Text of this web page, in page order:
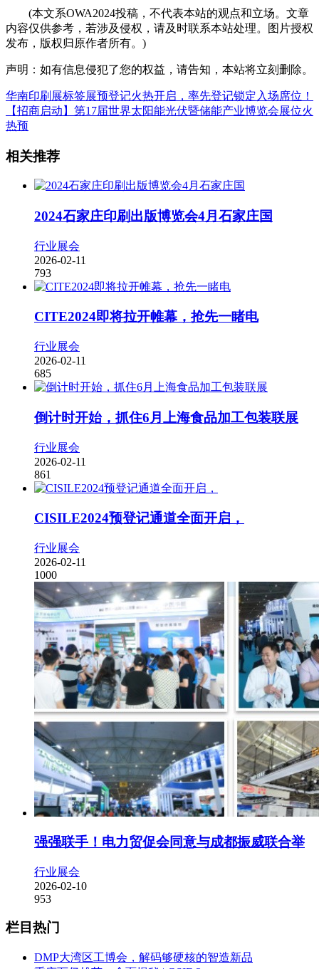
(本文系OWA2024投稿，不代表本站的观点和立场。文章
内容仅供参考，若涉及侵权，请及时联系本站处理。图片授权
发布，版权归原作者所有。)
声明：如有信息侵犯了您的权益，请告知，本站将立刻删除。
华南印刷展标签展预登记火热开启，率先登记锁定入场席位！
【招商启动】第17届世界太阳能光伏暨储能产业博览会展位火
热预
相关推荐
2024石家庄印刷出版博览会4月石家庄国
行业展会
2026-02-11
793
CITE2024即将拉开帷幕，抢先一睹电
行业展会
2026-02-11
685
倒计时开始，抓住6月上海食品加工包装联展
行业展会
2026-02-11
861
CISILE2024预登记通道全面开启，
行业展会
2026-02-11
1000
强强联手！电力贸促会同意与成都振威联合举
行业展会
2026-02-10
953
栏目热门
DMP大湾区工博会，解码够硬核的智造新品